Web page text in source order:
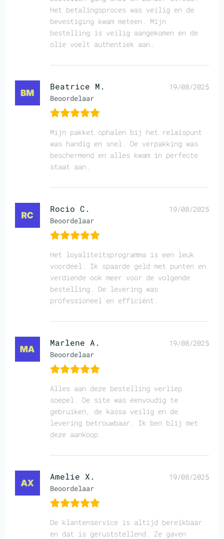
Het betalingsproces was veilig en de
bevestiging kwam meteen. Mijn
bestelling is veilig aangekomen en de
olie voelt authentiek aan.
Beatrice M.
Beoordelaar
19/08/2025
Mijn pakket ophalen bij het relaispunt
was handig en snel. De verpakking was
beschermend en alles kwam in perfecte
staat aan.
Rocio C.
Beoordelaar
19/08/2025
Het loyaliteitsprogramma is een leuk
voordeel. Ik spaarde geld met punten en
verdiende ook meer voor de volgende
bestelling. De levering was
professioneel en efficiënt.
Marlene A.
Beoordelaar
19/08/2025
Alles aan deze bestelling verliep
soepel. De site was eenvoudig te
gebruiken, de kassa veilig en de
levering betrouwbaar. Ik ben blij met
deze aankoop.
Amelie X.
Beoordelaar
19/08/2025
De klantenservice is altijd bereikbaar
en dat is geruststellend. Ze gaven